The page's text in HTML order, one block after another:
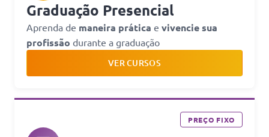
Graduação Presencial
Aprenda de maneira prática e vivencie sua
profissão durante a graduação
VER CURSOS
PREÇO FIXO